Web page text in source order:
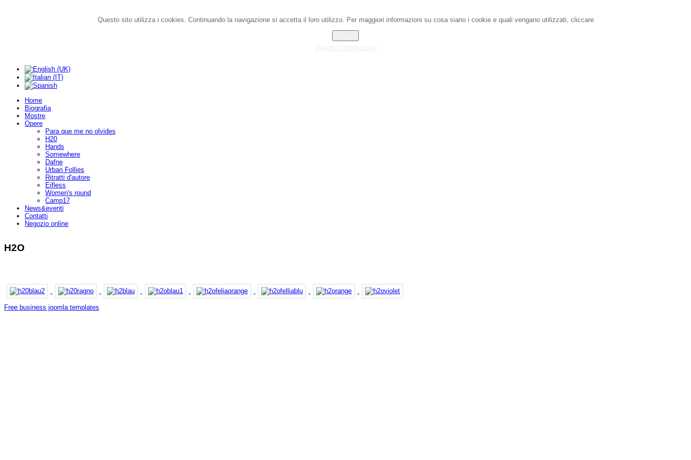
Questo sito utilizza i cookies. Continuando la navigazione si accetta il loro utilizzo. Per maggiori informazioni su cosa siano i cookie e quali vengano utilizzati, cliccare
Home
Biografia
Mostre
Opere
Para que me no olvides
H20
Hands
Somewhere
Dafne
Urban Follies
Ritratti d'autore
Eifless
Women's round
Camp17
News&eventi
Contatti
Negozio online
H2O
Free business joomla templates